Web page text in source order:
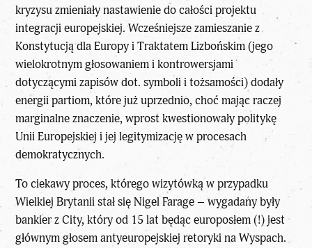
kryzysu zmieniały nastawienie do całości projektu
integracji europejskiej. Wcześniejsze zamieszanie z
Konstytucją dla Europy i Traktatem Lizbońskim (jego
wielokrotnym głosowaniem i kontrowersjami
dotyczącymi zapisów dot. symboli i tożsamości) dodały
energii partiom, które już uprzednio, choć mając raczej
marginalne znaczenie, wprost kwestionowały politykę
Unii Europejskiej i jej legitymizację w procesach
demokratycznych.
To ciekawy proces, którego wizytówką w przypadku
Wielkiej Brytanii stał się Nigel Farage – wygadany były
bankier z City, który od 15 lat będąc europosłem (!) jest
głównym głosem antyeuropejskiej retoryki na Wyspach.